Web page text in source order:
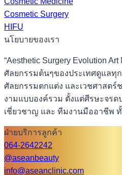
Cosmetic Surgery
HIFU
นโยบายของเรา
“Aesthetic Surgery Evolution
ศัลยกรรมต้นๆของประเทศดูแล
ศัลยกรรมตกแต่ง และเวชศาสต
งามแบบองค์รวม ตั้งแต่ศีรษะจรด
เชี่ยวชาญ และ ทีมงานมืออาชีพ ทั้
ฝ่ายบริการลูกค้า
064-2642242
@aseanbeauty
info@aseanclinic.com